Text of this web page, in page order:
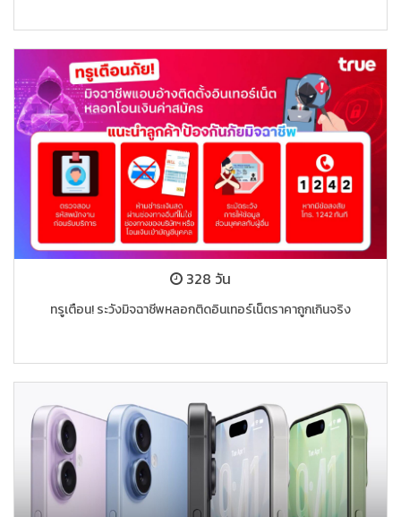
328 วัน
ทรูเตือน! ระวังมิจฉาชีพหลอกติดอินเทอร์เน็ตราคาถูกเกินจริง